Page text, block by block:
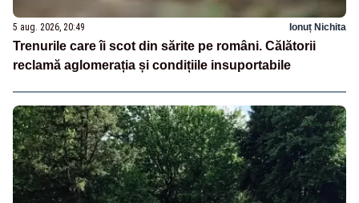
5 aug. 2026, 20:49 Ionuț Nichita
Trenurile care îi scot din sărite pe români. Călătorii
reclamă aglomerația și condițiile insuportabile